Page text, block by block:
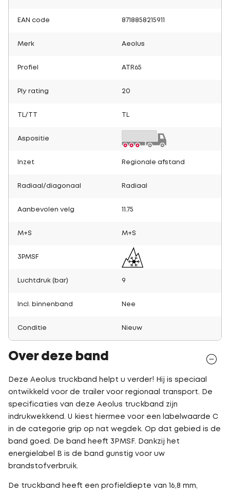
EAN code 8718858215911
Merk Aeolus
Profiel ATR65
Ply rating 20
TL/TT
Aspositie
Inzet Regionale afstand
Radiaal/diagonaal Radiaal
Aanbevolen velg 11.75
M+S M+S
3PMSF
Luchtdruk (bar) 9
Incl. binnenband Nee
Conditie Nieuw
Over deze band
Deze Aeolus truckband helpt u verder! Hij is speciaal
ontwikkeld voor de trailer voor regionaal transport. De
specificaties van deze Aeolus truckband zijn
indrukwekkend. U kiest hiermee voor een labelwaarde C
in de categorie grip op nat wegdek. Op dat gebied is de
band goed. De band heeft 3PMSF. Dankzij het
energielabel B is de band gunstig voor uw
brandstofverbruik.
De truckband heeft een profieldiepte van 16,8 mm,